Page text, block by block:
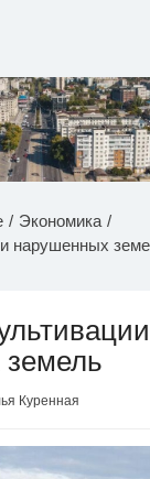
Экономика
нарушенных
Куренная